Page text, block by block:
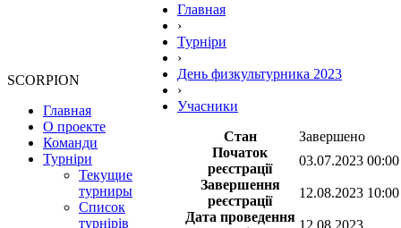
SCORPION
Главная
О проекте
Команди
Турніри
Текущие
турниры
Список
турнірів
Главная
›
Турніри
›
День физкультурника 2023
›
Учасники
Стан
Завершено
Початок
реєстрації
03.07.2023 00:00
Завершення
реєстрації
12.08.2023 10:00
Дата проведення
12.08.2023